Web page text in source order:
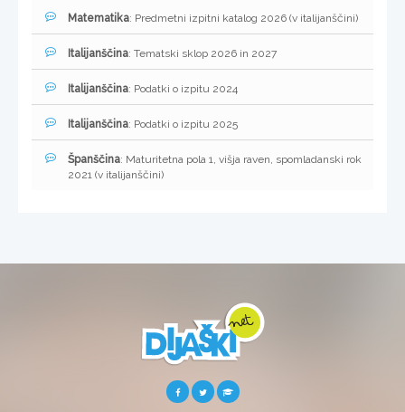
Matematika: Predmetni izpitni katalog 2026 (v italijanščini)
Italijanščina: Tematski sklop 2026 in 2027
Italijanščina: Podatki o izpitu 2024
Italijanščina: Podatki o izpitu 2025
Španščina: Maturitetna pola 1, višja raven, spomladanski rok
2021 (v italijanščini)